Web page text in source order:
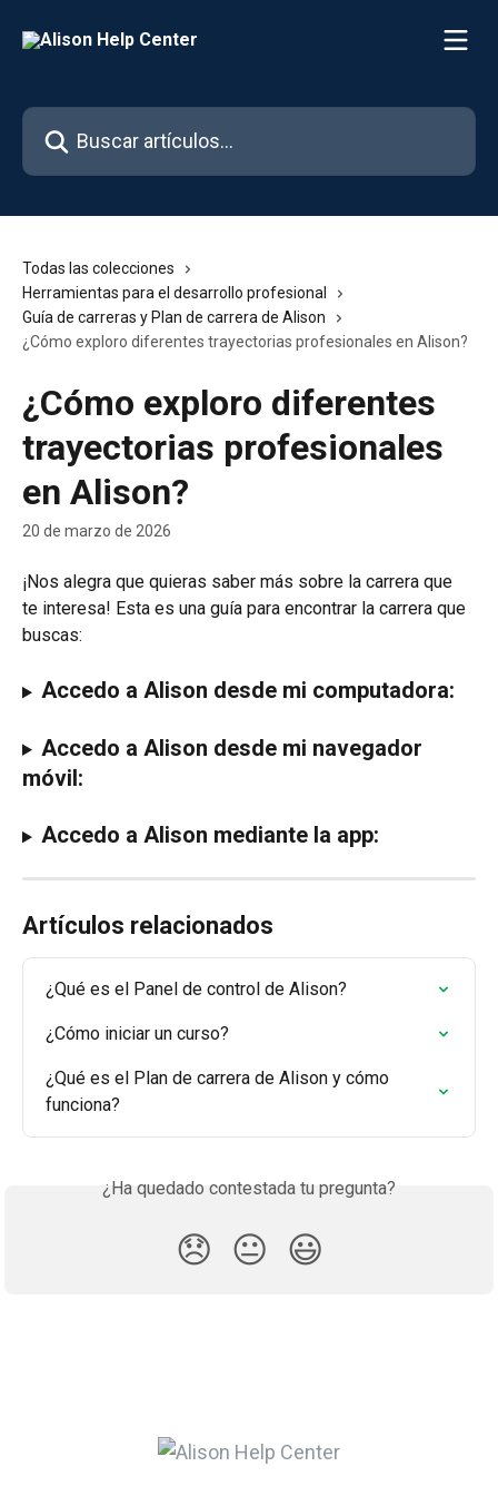
Buscar artículos...
Todas las colecciones
Herramientas para el desarrollo profesional
Guía de carreras y Plan de carrera de Alison
¿Cómo exploro diferentes trayectorias profesionales en Alison?
¿Cómo exploro diferentes
trayectorias profesionales
en Alison?
20 de marzo de 2026
¡Nos alegra que quieras saber más sobre la carrera que
te interesa! Esta es una guía para encontrar la carrera que
buscas:
Accedo a Alison desde mi computadora:
Accedo a Alison desde mi navegador
móvil:
Accedo a Alison mediante la app:
Artículos relacionados
¿Qué es el Panel de control de Alison?
¿Cómo iniciar un curso?
¿Qué es el Plan de carrera de Alison y cómo
funciona?
¿Ha quedado contestada tu pregunta?
😞 😐 😃